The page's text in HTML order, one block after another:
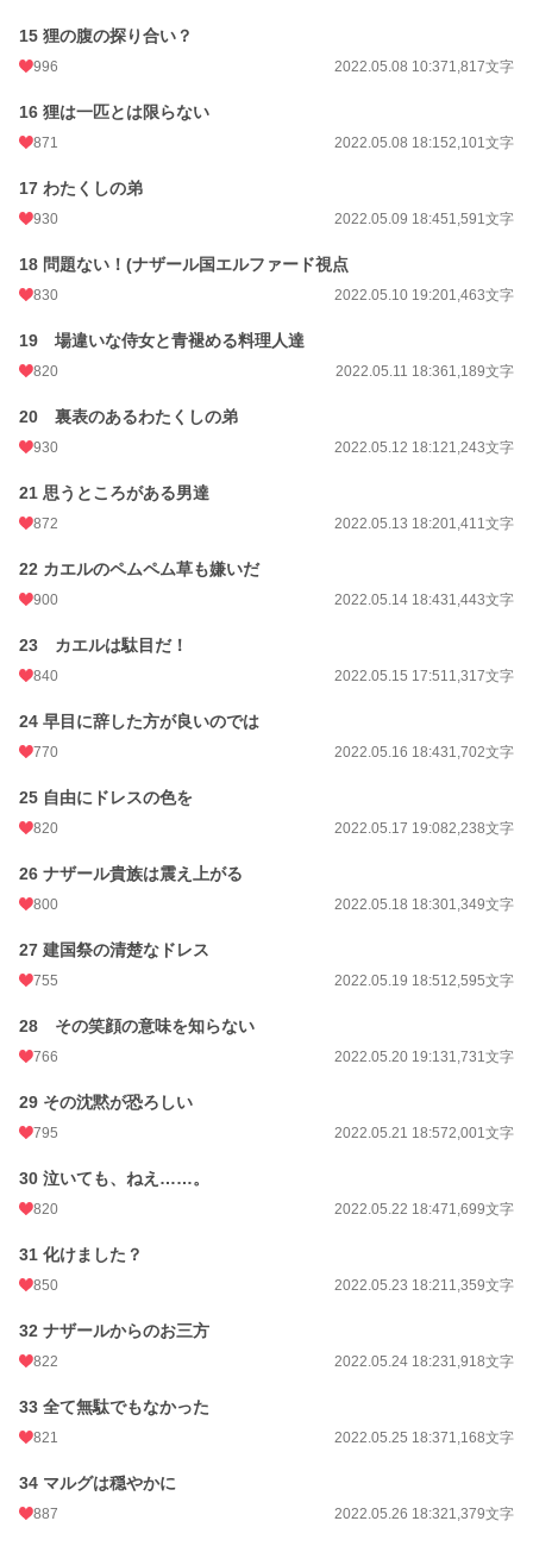
15 狸の腹の探り合い？
996 2022.05.08 10:371,817文字
16 狸は一匹とは限らない
871 2022.05.08 18:152,101文字
17 わたくしの弟
930 2022.05.09 18:451,591文字
18 問題ない！(ナザール国エルファード視点
830 2022.05.10 19:201,463文字
19 場違いな侍女と青褪める料理人達
820 2022.05.11 18:361,189文字
20 裏表のあるわたくしの弟
930 2022.05.12 18:121,243文字
21 思うところがある男達
872 2022.05.13 18:201,411文字
22 カエルのペムペム草も嫌いだ
900 2022.05.14 18:431,443文字
23 カエルは駄目だ！
840 2022.05.15 17:511,317文字
24 早目に辞した方が良いのでは
770 2022.05.16 18:431,702文字
25 自由にドレスの色を
820 2022.05.17 19:082,238文字
26 ナザール貴族は震え上がる
800 2022.05.18 18:301,349文字
27 建国祭の清楚なドレス
755 2022.05.19 18:512,595文字
28 その笑顔の意味を知らない
766 2022.05.20 19:131,731文字
29 その沈黙が恐ろしい
795 2022.05.21 18:572,001文字
30 泣いても、ねえ……。
820 2022.05.22 18:471,699文字
31 化けました？
850 2022.05.23 18:211,359文字
32 ナザールからのお三方
822 2022.05.24 18:231,918文字
33 全て無駄でもなかった
821 2022.05.25 18:371,168文字
34 マルグは穏やかに
887 2022.05.26 18:321,379文字